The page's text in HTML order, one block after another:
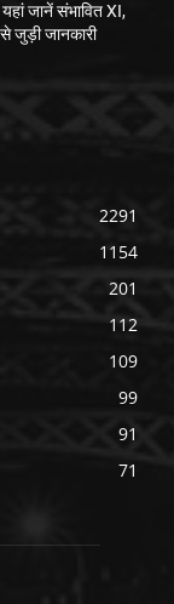
जानें संभावित XI,
से जुड़ी जानकारी
2291
1154
201
112
109
99
91
71